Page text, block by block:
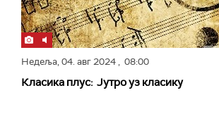
Недеља,04. авг 2024, 08:00
Класика плус: Јутро уз класику